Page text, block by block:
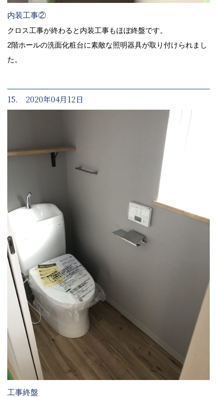
内装工事②
クロス工事が終わると内装工事もほぼ終盤です。
2階ホールの洗面化粧台に素敵な照明器具が取り付けられまし
た。
15. 2020年04月12日
工事終盤